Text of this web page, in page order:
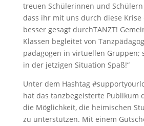
treuen Schülerinnen und
dass ihr mit uns durch diese
besser gesagt durchTANZT!
Klassen begleitet von
pädagogen in virtuellen Gruppen;
in der jetzigen Situation Spaß!“
Unter dem Hashtag
hat das tanzbegeisterte Publikum
die Möglichkeit, die heimischen
zu unterstützen. Mit einem